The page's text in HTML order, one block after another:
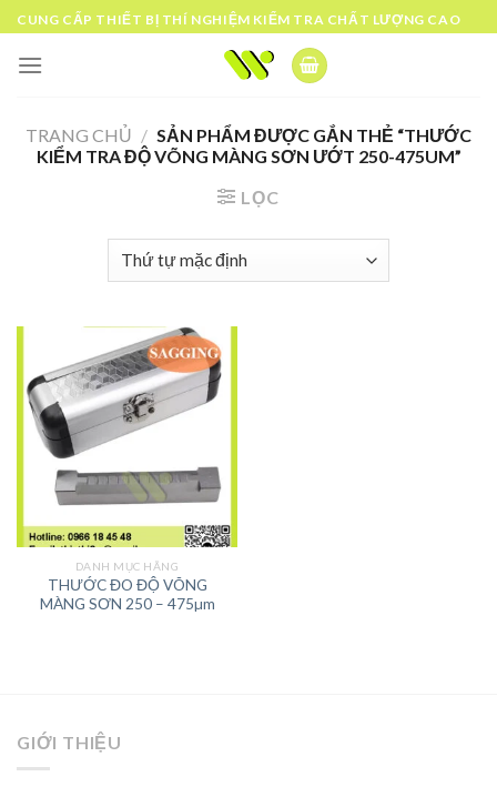
Skip
to
content
CUNG CẤP THIẾT BỊ THÍ NGHIỆM KIỂM TRA CHẤT LƯỢNG CAO
TRANG CHỦ / SẢN PHẨM ĐƯỢC GẮN THẺ “THƯỚC
KIỂM TRA ĐỘ VÕNG MÀNG SƠN ƯỚT 250-475UM”
LỌC
DANH MỤC HÃNG
THƯỚC ĐO ĐỘ VÕNG
MÀNG SƠN 250 – 475µm
GIỚI THIỆU